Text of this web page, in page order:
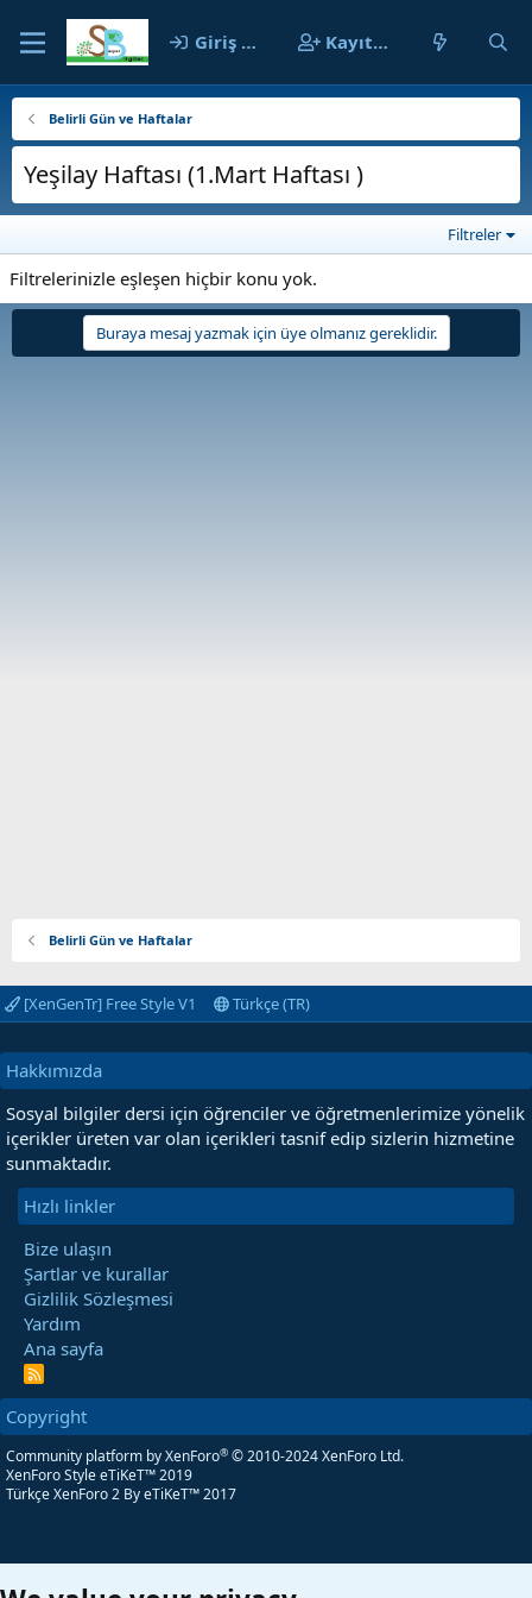
Giriş yap Kayıt ol
Belirli Gün ve Haftalar
Yeşilay Haftası (1.Mart Haftası )
Filtreler
Filtrelerinizle eşleşen hiçbir konu yok.
Buraya mesaj yazmak için üye olmanız gereklidir.
Belirli Gün ve Haftalar
[XenGenTr] Free Style V1 Türkçe (TR)
Hakkımızda
Sosyal bilgiler dersi için öğrenciler ve öğretmenlerimize yönelik
içerikler üreten var olan içerikleri tasnif edip sizlerin hizmetine
sunmaktadır.
Hızlı linkler
Bize ulaşın
Şartlar ve kurallar
Gizlilik Sözleşmesi
Yardım
Ana sayfa
R
S
Copyright
Community platform by XenForo® © 2010-2024 XenForo Ltd.
XenForo Style eTiKeT™ 2019
Türkçe XenForo 2 By eTiKeT™ 2017